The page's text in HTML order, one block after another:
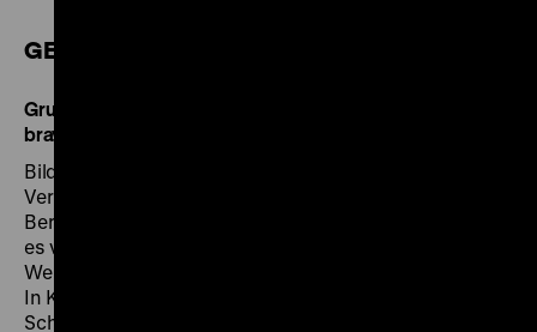
GESCHICHTSWERKSTATT
Grundschulen, ab 3. Klasse: Von Helden, Ganoven und
braven Kindern! Wie Bildmedien Meinungen beeinflussen
Bilderbogen und Flugblätter erzählen von Gaunern und
Verbrechern sowie über Helden und Vorbilder. Welche
Berufe, Erfindungen aber auch Verhaltensregeln gab
es vor 200 Jahren? Wie sah es damals in der weiten
Welt aus? Auf welche Ideen kamen „Max und Moritz“?
In Kleingruppen erkunden die Schülerinnen und
Schüler selbständig, wie Bildgeschichten, Comics und